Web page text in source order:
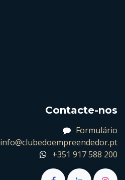
Contacte-nos
Formulário
info@clubedoempreendedor.pt
+351 917 588 200